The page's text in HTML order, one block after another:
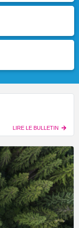
LIRE LE BULLETIN